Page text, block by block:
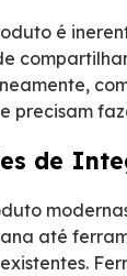
é
precisam
de
até
existentes.